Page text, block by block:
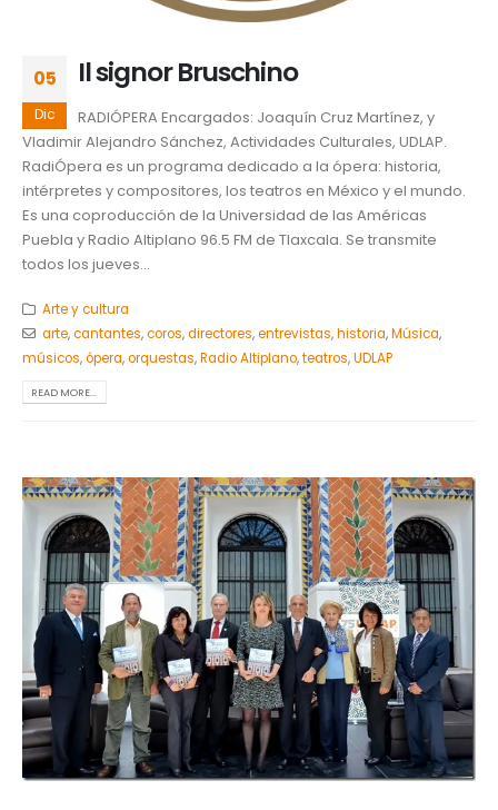
05
Dic
Il signor Bruschino
RADIÓPERA Encargados: Joaquín Cruz Martínez, y
Vladimir Alejandro Sánchez, Actividades Culturales, UDLAP.
RadiÓpera es un programa dedicado a la ópera: historia,
intérpretes y compositores, los teatros en México y el mundo.
Es una coproducción de la Universidad de las Américas
Puebla y Radio Altiplano 96.5 FM de Tlaxcala. Se transmite
todos los jueves...
Arte y cultura
arte,cantantes,coros,directores,entrevistas,historia,Música,
músicos,ópera,orquestas,Radio Altiplano,teatros,UDLAP
READ MORE...